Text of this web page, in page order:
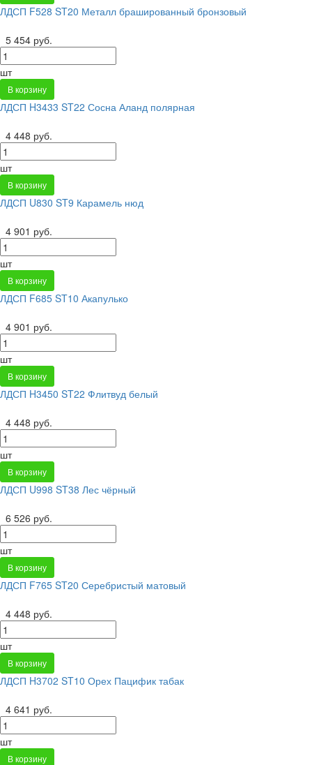
ЛДСП F528 ST20 Металл брашированный бронзовый
5 454 руб.
шт
В корзину
ЛДСП H3433 ST22 Сосна Аланд полярная
4 448 руб.
шт
В корзину
ЛДСП U830 ST9 Карамель нюд
4 901 руб.
шт
В корзину
ЛДСП F685 ST10 Акапулько
4 901 руб.
шт
В корзину
ЛДСП H3450 ST22 Флитвуд белый
4 448 руб.
шт
В корзину
ЛДСП U998 ST38 Лес чёрный
6 526 руб.
шт
В корзину
ЛДСП F765 ST20 Серебристый матовый
4 448 руб.
шт
В корзину
ЛДСП H3702 ST10 Орех Пацифик табак
4 641 руб.
шт
В корзину